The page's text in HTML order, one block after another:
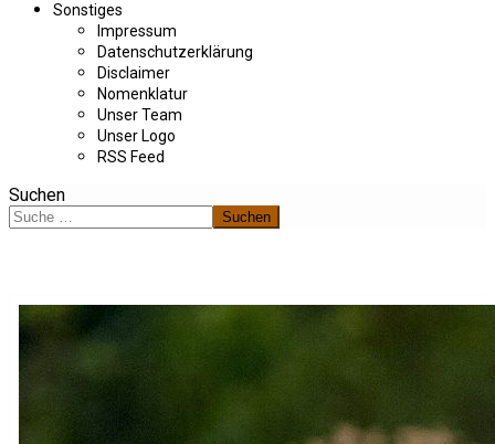
Sonstiges
Impressum
Datenschutzerklärung
Disclaimer
Nomenklatur
Unser Team
Unser Logo
RSS Feed
Suchen
Suchen